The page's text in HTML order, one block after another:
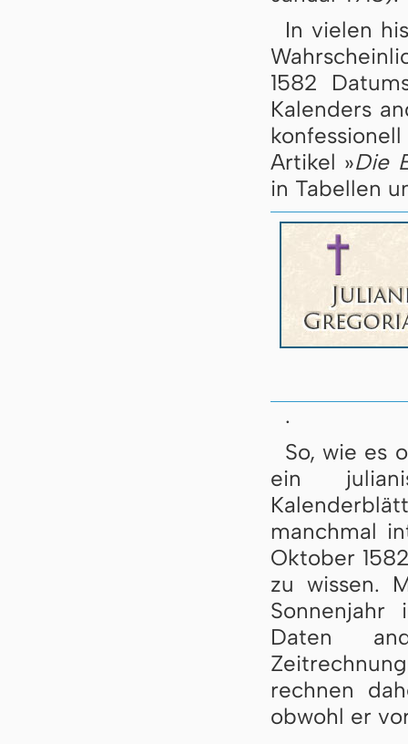
In vielen
1582
Kalenders
Artikel »Die
in Tabellen
.
So, wie es
ein
manchmal
Oktober
zu wissen.
Sonnenjahr
Daten
rechnen
obwohl er